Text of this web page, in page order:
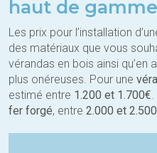
haut de
Les prix pour l’installation
des matériaux que vous
vérandas en bois ainsi qu’en
plus onéreuses. Pour une
estimé entre 1.200 et 1.700€.
fer forgé, entre 2.000 et